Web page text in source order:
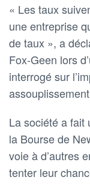
« Les taux
une entreprise
de taux », a
Fox-Geen lors
interrogé sur
La société a fait
la Bourse de
voie à d’autres
tenter leur